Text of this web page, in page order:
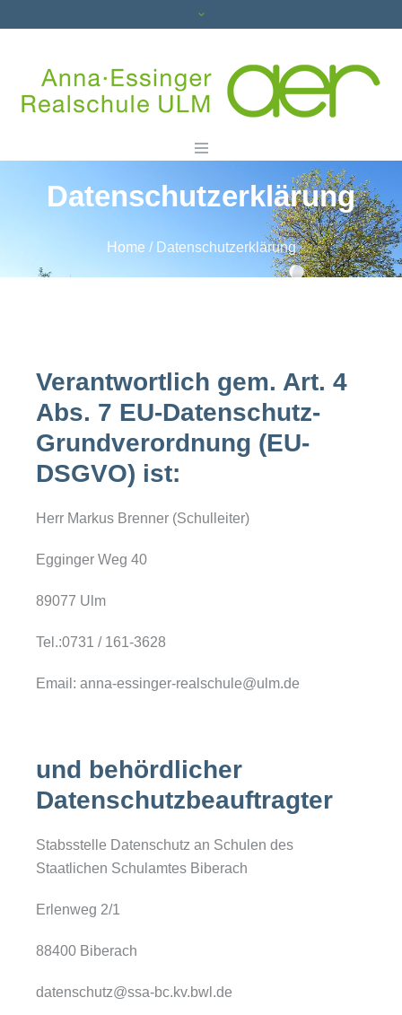
Datenschutzerklärung
Home / Datenschutzerklärung
Verantwortlich gem. Art. 4
Abs. 7 EU-Datenschutz-
Grundverordnung (EU-
DSGVO) ist:
Herr Markus Brenner (Schulleiter)
Egginger Weg 40
89077 Ulm
Tel.:0731 / 161-3628
Email: anna-essinger-realschule@ulm.de
und behördlicher
Datenschutzbeauftragter
Stabsstelle Datenschutz an Schulen des
Staatlichen Schulamtes Biberach
Erlenweg 2/1
88400 Biberach
datenschutz@ssa-bc.kv.bwl.de